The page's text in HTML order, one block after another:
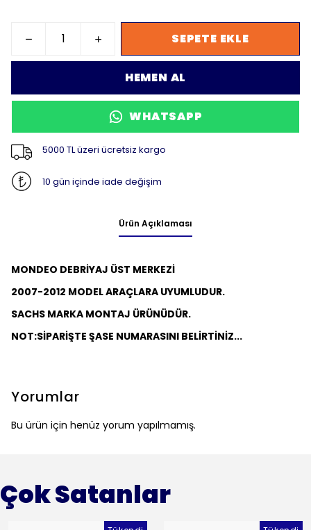
SEPETE EKLE
HEMEN AL
WHATSAPP
5000 TL üzeri ücretsiz kargo
10 gün içinde iade değişim
Ürün Açıklaması
MONDEO DEBRİYAJ ÜST MERKEZİ
2007-2012 MODEL ARAÇLARA UYUMLUDUR.
SACHS MARKA MONTAJ ÜRÜNÜDÜR.
NOT:SİPARİŞTE ŞASE NUMARASINI BELİRTİNİZ...
Yorumlar
Bu ürün için henüz yorum yapılmamış.
Çok Satanlar